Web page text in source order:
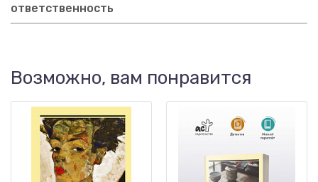
ответственность
Возможно, вам понравится